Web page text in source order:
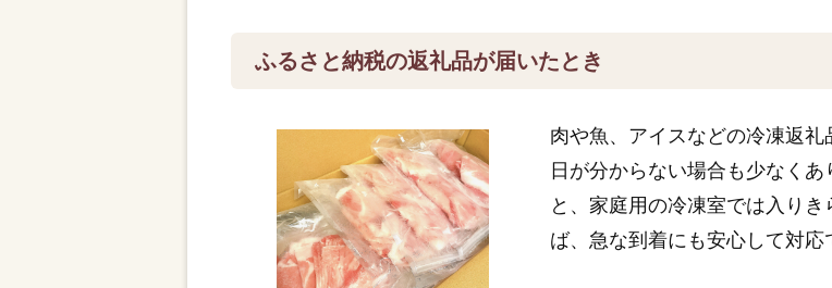
ふるさと納税の返礼品が届いたとき
肉や魚、アイスなどの冷凍返
日が分からない場合も少なく
と、家庭用の冷凍室では入り
ば、急な到着にも安心して対応